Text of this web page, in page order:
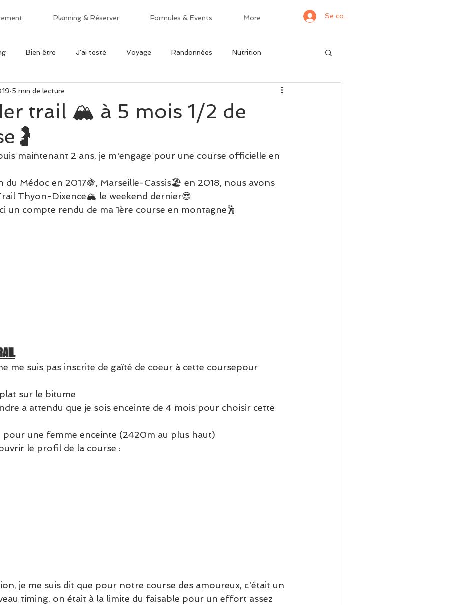
Planning & Réserver Formules & Events More Se connecter
Bien être J'ai testé Voyage Randonnées Nutrition
du coach
trail 🏔 à 5 mois 1/2 de
5 min de lecture
maintenant 2 ans, je m'engage pour une course officielle en
du Médoc en 2017🍇, Marseille-Cassis🏖 en 2018, nous avons
Thyon-Dixence🏔 le weekend dernier😎
un compte rendu de ma 1ère course en montagne🕺
me suis pas inscrite de gaïté de coeur à cette coursepour
sur le bitume
a attendu que je sois enceinte de 4 mois pour choisir cette
une femme enceinte (2420m au plus haut)
le profil de la course :
je me suis dit que pour notre course des amoureux, c'était un
timing, on était à la limite du faisable pour un effort assez